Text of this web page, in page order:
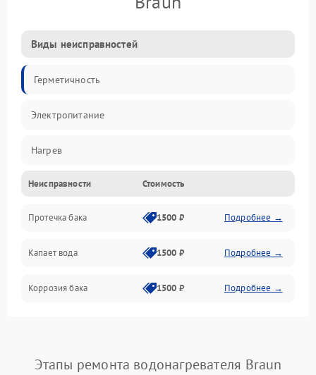
Виды неисправностей
Герметичность
Электропитание
Нагрев
Датчики
Механика
Неисправности Стоимость
Протечка бака 1500 ₽ Подробнее →
Капает вода 1500 ₽ Подробнее →
Коррозия бака 1500 ₽ Подробнее →
Этапы ремонта водонагревателя Braun